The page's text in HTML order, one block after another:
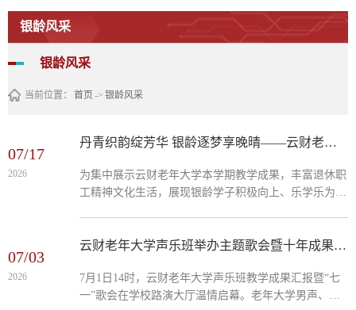
银龄风采
银龄风采
当前位置： 首页 -> 银龄风采
07/17
2026
丹青织韵绽芳华 银龄逐梦享晚晴——云财老年大学开展学期结业作品成果展
为集中展示云财老年大学本学期教学成果，丰富退休职
工精神文化生活，展现银龄学子积极向上、乐学乐为的
集中亮相，领导及广大退休职工到场观展、交流品鉴。
传统国画技艺，围绕“梅兰竹菊”四君子经典题材潜心创
作，一幅幅雅致精美的条幅、扇面作品整齐陈列。作品
07/03
2026
云财老年大学声乐班举办主题歌会暨十年成果汇报
7月1日14时，云财老年大学声乐班教学成果汇报暨“七
一”歌会在学校路演大厅温情启幕。老年大学男声、女